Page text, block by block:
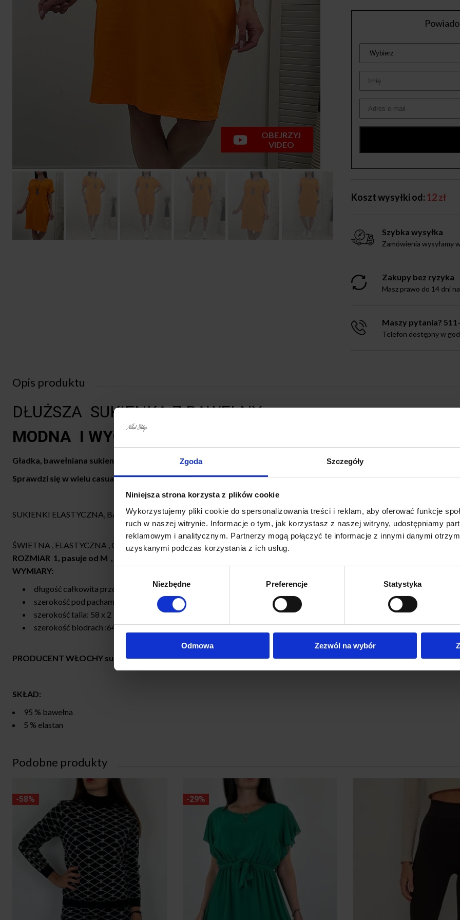
Zgoda Szczegóły
Niniejsza strona korzysta z plików cookie
Wykorzystujemy pliki cookie do spersonalizowania treści i reklam, aby oferować funkcje
ruch w naszej witrynie. Informacje o tym, jak korzystasz z naszej witryny, udostępniamy
reklamowym i analitycznym. Partnerzy mogą połączyć te informacje z innymi danymi
uzyskanymi podczas korzystania z ich usług.
Niezbędne Preferencje Statystyka
Odmowa Zezwól na wybór
OBEJRZYJ
VIDEO
Koszt wysyłki od: 12 zł
Szybka wysyłka
Zamówienia wysyłamy
Zakupy bez ryzyka
Masz prawo do 14 dni
Maszy pytania?
Telefon dostępny w
Opis produktu
DŁUŻSZA SUKIENKA Z BAWEŁNY
MODNA I WYGODNA Z KIESZENIAMI I WISIORKIEM
Gładka, bawełniana sukienka o kroju oversize z kieszeniami.
Sprawdzi się w wielu casualowych stylizacjach. Świetna na co dzień lub wakacyjny wyjazd.
SUKIENKI ELASTYCZNA, BAWEŁNIANA KRÓTKI RĘKAW, ASYMETRYCZNA , WYGODNE KIESZENIE
ŚWIETNA , ELASTYCZNA , OVERSIZOWA
ROZMIAR 1, pasuje od M , L, XL , elastyczna UNI
WYMIARY:
długość całkowita przód : 92 cm
szerokość pod pachami :54-58 x 2 cm (do 118 cm biust)
szerokość talia: 58 x 2 cm
szerokość biodrach :64 x 2 cm
PRODUCENT WŁOCHY super jakość
SKŁAD:
95 % bawełna
5 % elastan
Podobne produkty
-58% -29%